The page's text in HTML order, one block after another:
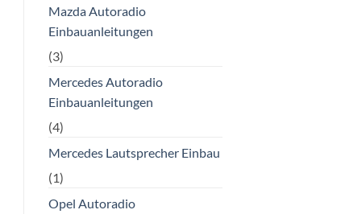
Mazda Autoradio
Einbauanleitungen
(3)
Mercedes Autoradio
Einbauanleitungen
(4)
Mercedes Lautsprecher Einbau
(1)
Opel Autoradio